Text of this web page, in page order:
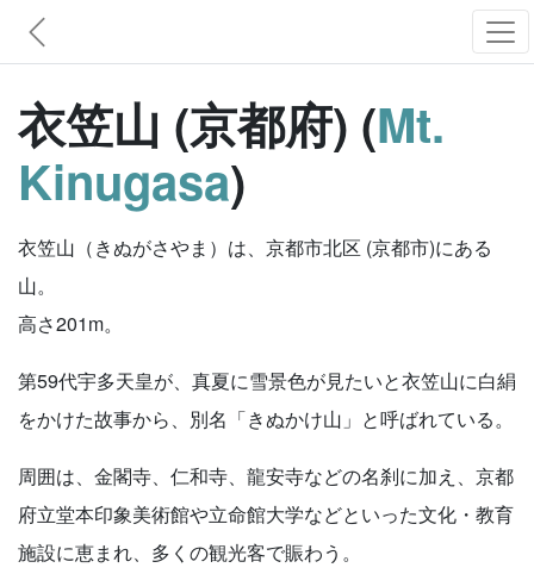
衣笠山 (京都府) (Mt.
Kinugasa)
衣笠山（きぬがさやま）は、京都市北区 (京都市)にある
山。
高さ201m。
第59代宇多天皇が、真夏に雪景色が見たいと衣笠山に白絹
をかけた故事から、別名「きぬかけ山」と呼ばれている。
周囲は、金閣寺、仁和寺、龍安寺などの名刹に加え、京都
府立堂本印象美術館や立命館大学などといった文化・教育
施設に恵まれ、多くの観光客で賑わう。